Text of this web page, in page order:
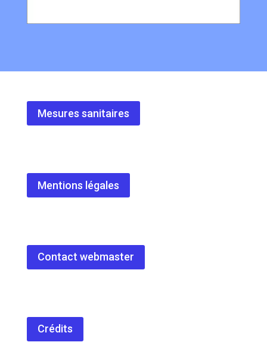
Mesures sanitaires
Mentions légales
Contact webmaster
Crédits